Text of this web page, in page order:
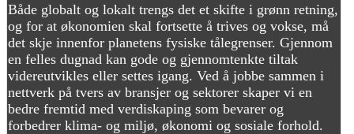
Både globalt og lokalt trengs det et skifte i grønn retning,
og for at økonomien skal fortsette å trives og vokse, må
det skje innenfor planetens fysiske tålegrenser. Gjennom
en felles dugnad kan gode og gjennomtenkte tiltak
videreutvikles eller settes igang. Ved å jobbe sammen i
nettverk på tvers av bransjer og sektorer skaper vi en
bedre fremtid med verdiskaping som bevarer og
forbedrer klima- og miljø, økonomi og sosiale forhold.